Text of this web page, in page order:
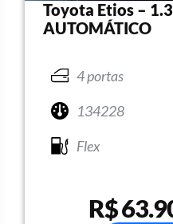
Toyota Etios –
AUTOMÁTICO
4 portas
134228
Flex
R$